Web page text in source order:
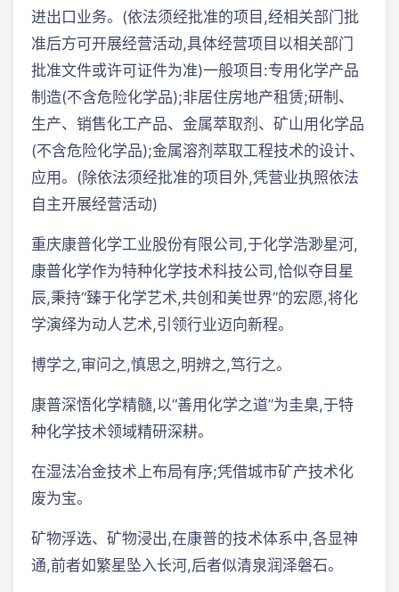
进出口业务。(依法须经批准的项目,经相关部门批
准后方可开展经营活动,具体经营项目以相关部门
批准文件或许可证件为准)一般项目:专用化学产品
制造(不含危险化学品);非居住房地产租赁;研制、
生产、销售化工产品、金属萃取剂、矿山用化学品
(不含危险化学品);金属溶剂萃取工程技术的设计、
应用。(除依法须经批准的项目外,凭营业执照依法
自主开展经营活动)
重庆康普化学工业股份有限公司,于化学浩渺星河,
康普化学作为特种化学技术科技公司,恰似夺目星
辰,秉持“臻于化学艺术,共创和美世界”的宏愿,将化
学演绎为动人艺术,引领行业迈向新程。
博学之,审问之,慎思之,明辨之,笃行之。
康普深悟化学精髓,以“善用化学之道”为圭臬,于特
种化学技术领域精研深耕。
在湿法冶金技术上布局有序;凭借城市矿产技术化
废为宝。
矿物浮选、矿物浸出,在康普的技术体系中,各显神
通,前者如繁星坠入长河,后者似清泉润泽磐石。